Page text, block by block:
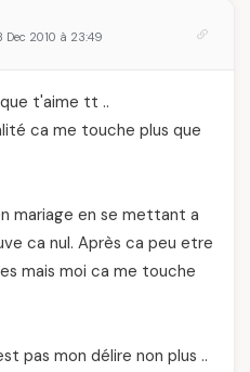
Dec 2010 à 23:49
t'aime tt ..
ca me touche plus que
mariage en se mettant a
ca nul. Après ca peu etre
mais moi ca me touche
pas mon délire non plus ..